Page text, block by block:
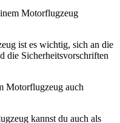
Motorflugzeug
ist es wichtig, sich an die
die Sicherheitsvorschriften
Motorflugzeug auch
kannst du auch als